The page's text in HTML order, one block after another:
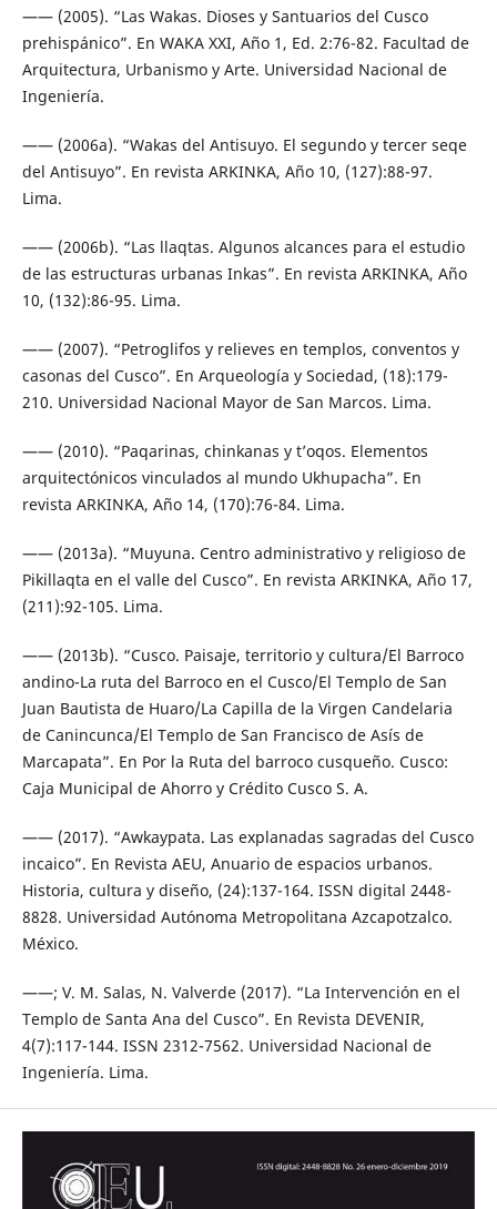
—— (2005). “Las Wakas. Dioses y Santuarios del Cusco
prehispánico”. En WAKA XXI, Año 1, Ed. 2:76-82. Facultad de
Arquitectura, Urbanismo y Arte. Universidad Nacional de
Ingeniería.
—— (2006a). “Wakas del Antisuyo. El segundo y tercer seqe
del Antisuyo”. En revista ARKINKA, Año 10, (127):88-97.
Lima.
—— (2006b). “Las llaqtas. Algunos alcances para el estudio
de las estructuras urbanas Inkas”. En revista ARKINKA, Año
10, (132):86-95. Lima.
—— (2007). “Petroglifos y relieves en templos, conventos y
casonas del Cusco”. En Arqueología y Sociedad, (18):179-
210. Universidad Nacional Mayor de San Marcos. Lima.
—— (2010). “Paqarinas, chinkanas y t’oqos. Elementos
arquitectónicos vinculados al mundo Ukhupacha”. En
revista ARKINKA, Año 14, (170):76-84. Lima.
—— (2013a). “Muyuna. Centro administrativo y religioso de
Pikillaqta en el valle del Cusco”. En revista ARKINKA, Año 17,
(211):92-105. Lima.
—— (2013b). “Cusco. Paisaje, territorio y cultura/El Barroco
andino-La ruta del Barroco en el Cusco/El Templo de San
Juan Bautista de Huaro/La Capilla de la Virgen Candelaria
de Canincunca/El Templo de San Francisco de Asís de
Marcapata”. En Por la Ruta del barroco cusqueño. Cusco:
Caja Municipal de Ahorro y Crédito Cusco S. A.
—— (2017). “Awkaypata. Las explanadas sagradas del Cusco
incaico”. En Revista AEU, Anuario de espacios urbanos.
Historia, cultura y diseño, (24):137-164. ISSN digital 2448-
8828. Universidad Autónoma Metropolitana Azcapotzalco.
México.
——; V. M. Salas, N. Valverde (2017). “La Intervención en el
Templo de Santa Ana del Cusco”. En Revista DEVENIR,
4(7):117-144. ISSN 2312-7562. Universidad Nacional de
Ingeniería. Lima.